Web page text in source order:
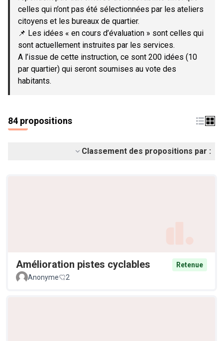
celles qui n’ont pas été sélectionnées par les ateliers
citoyens et les bureaux de quartier.
📌 Les idées « en cours d’évaluation » sont celles qui
sont actuellement instruites par les services.
A l’issue de cette instruction, ce sont 200 idées (10
par quartier) qui seront soumises au vote des
habitants.
84 propositions
Classement des propositions par :
Amélioration pistes cyclables
Retenue
Anonyme
2